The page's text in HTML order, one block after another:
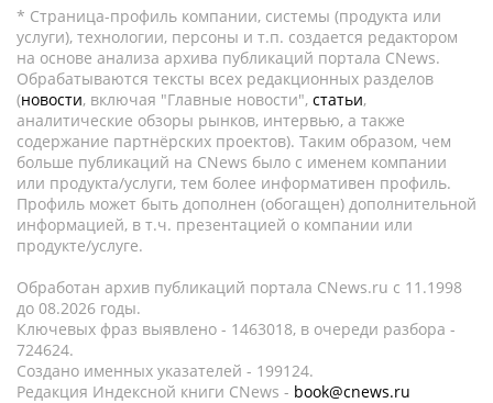
* Страница-профиль компании, системы (продукта или
услуги), технологии, персоны и т.п. создается редактором
на основе анализа архива публикаций портала CNews.
Обрабатываются тексты всех редакционных разделов
(новости, включая "Главные новости", статьи,
аналитические обзоры рынков, интервью, а также
содержание партнёрских проектов). Таким образом, чем
больше публикаций на CNews было с именем компании
или продукта/услуги, тем более информативен профиль.
Профиль может быть дополнен (обогащен) дополнительной
информацией, в т.ч. презентацией о компании или
продукте/услуге.
Обработан архив публикаций портала CNews.ru c 11.1998
до 08.2026 годы.
Ключевых фраз выявлено - 1463018, в очереди разбора -
724624.
Создано именных указателей - 199124.
Редакция Индексной книги CNews - book@cnews.ru